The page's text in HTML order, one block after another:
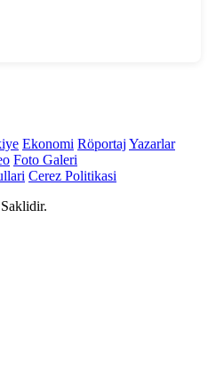
Ekonomi Röportaj Yazarlar
Foto Galeri
Cerez Politikasi